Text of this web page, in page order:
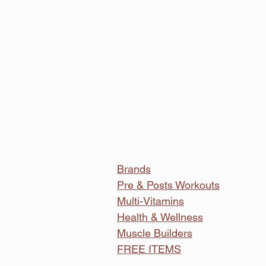
Brands
Pre & Posts Workouts
Multi-Vitamins
Health & Wellness
Muscle Builders
FREE ITEMS